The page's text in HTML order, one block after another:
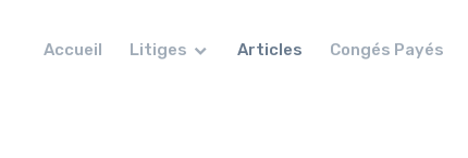
Accueil Litiges Articles Congés Payés